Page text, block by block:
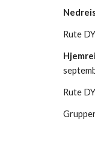
Rute
Rute